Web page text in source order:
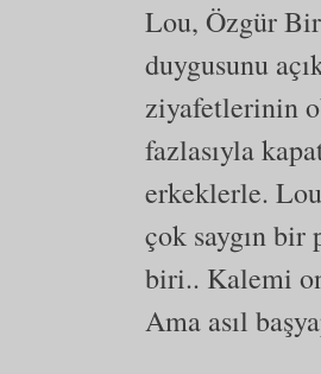
Lou, Özgür Bir
duygusunu
ziyafetlerinin
fazlasıyla
erkeklerle.
çok saygın bir
biri.. Kalemi
Ama asıl